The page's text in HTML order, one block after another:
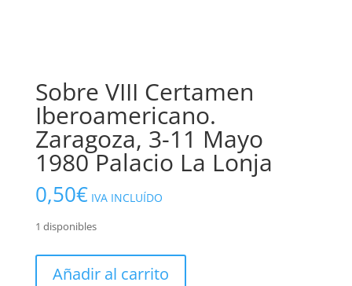
Sobre VIII Certamen
Iberoamericano.
Zaragoza, 3-11 Mayo
1980 Palacio La Lonja
0,50€ IVA INCLUÍDO
1 disponibles
Añadir al carrito